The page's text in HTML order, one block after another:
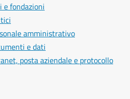
e fondazioni
amministrativo
e dati
posta aziendale e protocollo